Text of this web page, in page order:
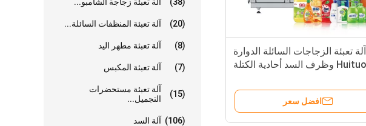
آلة تعبئة المنظفات السائلة... (20)
آلة تعبئة مطهر اليد (8)
آلة تعبئة المكبس (7)
آلة تعبئة مستحضرات
التجميل...
(15)
آلة السد (106)
آلة تعبئة الزجاجات السائلة الدوارة
Huituo وظرف السد أحادية الكتلة
افضل سعر